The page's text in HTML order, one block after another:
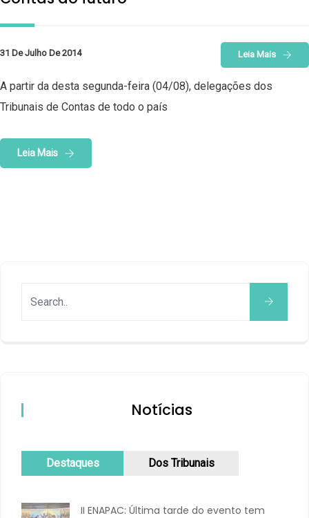
31 De Julho De 2014 Leia Mais
A partir da desta segunda-feira (04/08), delegações dos
Tribunais de Contas de todo o país
Leia Mais
Notícias
Destaques Dos Tribunais
II ENAPAC: Última tarde do evento tem